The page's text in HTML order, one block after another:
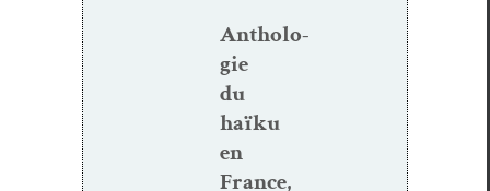
Antholo­
gie
du
haïku
en
France,